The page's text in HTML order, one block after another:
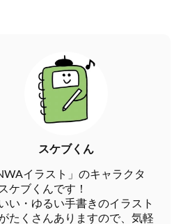
スケブくん
イラスト」のキャラクタ
ケブくんです！
い・ゆるい手書きのイラスト
たくさんありますので、気軽